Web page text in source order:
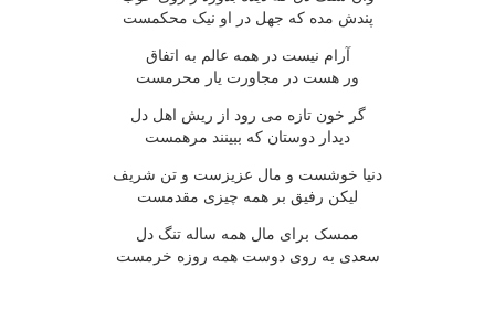
پندش مده که جهل در او نیک محکمست
آرام نیست در همه عالم به اتفاق
ور هست در مجاورت یار محرمست
گر خون تازه می رود از ریش اهل دل
دیدار دوستان که ببینند مرهمست
دنیا خوشست و مال عزیزست و تن شریف
لیکن رفیق بر همه چیزی مقدمست
ممسک برای مال همه ساله تنگ دل
سعدی به روی دوست همه روزه خرمست